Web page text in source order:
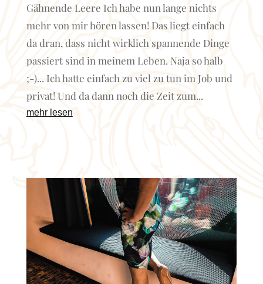
Gähnende Leere Ich habe nun lange nichts
mehr von mir hören lassen! Das liegt einfach
da dran, dass nicht wirklich spannende Dinge
passiert sind in meinem Leben. Naja so halb
;-)... Ich hatte einfach zu viel zu tun im Job und
privat! Und da dann noch die Zeit zum...
mehr lesen